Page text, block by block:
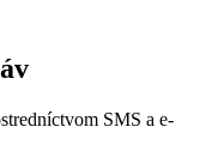
SMS a e-